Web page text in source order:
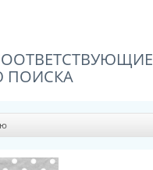
ПОИСКА